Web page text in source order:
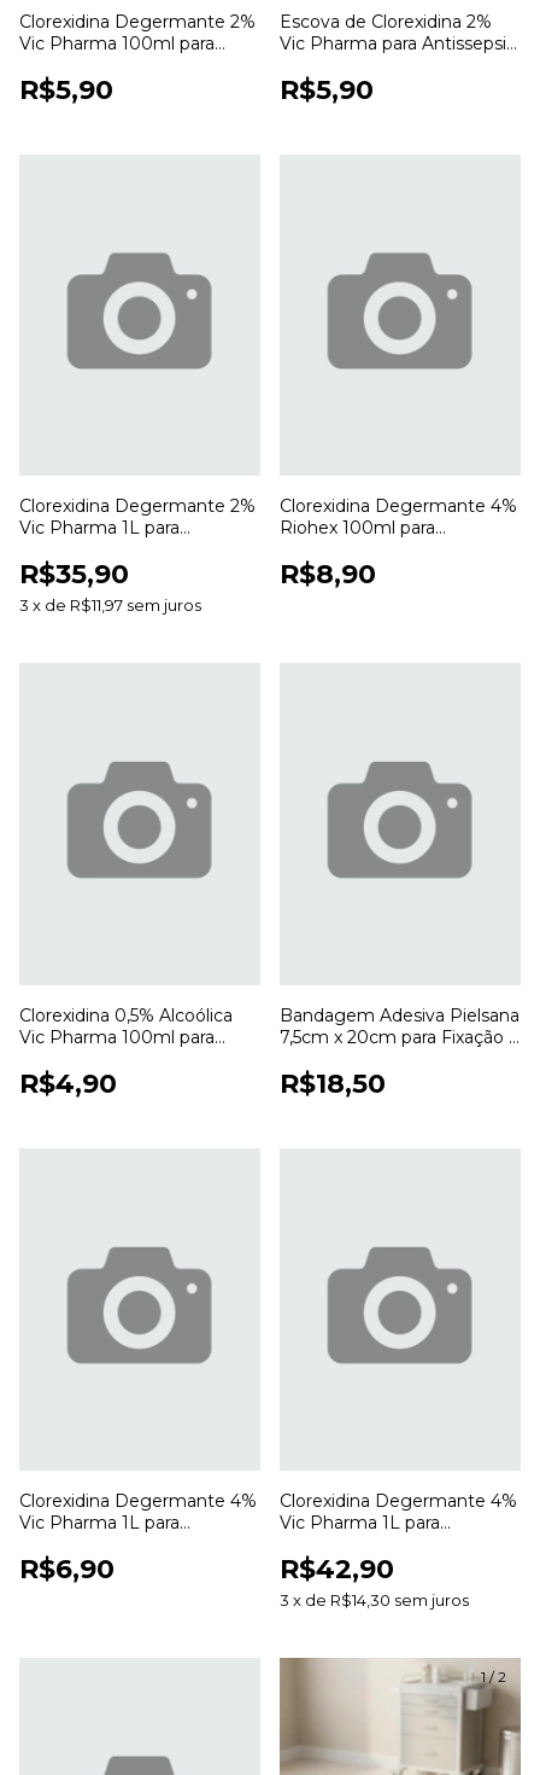
Clorexidina Degermante 2%
Vic Pharma 100ml para
da Pele
R$5,90
Escova de Clorexidina 2%
Vic Pharma para Antissepsia
R$5,90
Clorexidina Degermante 2%
Vic Pharma 1L para
da Pele
R$35,90
3 x de R$11,97 sem juros
Clorexidina Degermante 4%
Riohex 100ml para
da Pele
R$8,90
Clorexidina 0,5% Alcoólica
Vic Pharma 100ml para
R$4,90
Bandagem Adesiva Pielsana
7,5cm x 20cm para Fixação e
R$18,50
Clorexidina Degermante 4%
Vic Pharma 1L para
da Pele
R$6,90
Clorexidina Degermante 4%
Vic Pharma 1L para
da Pele
R$42,90
3 x de R$14,30 sem juros
1/2